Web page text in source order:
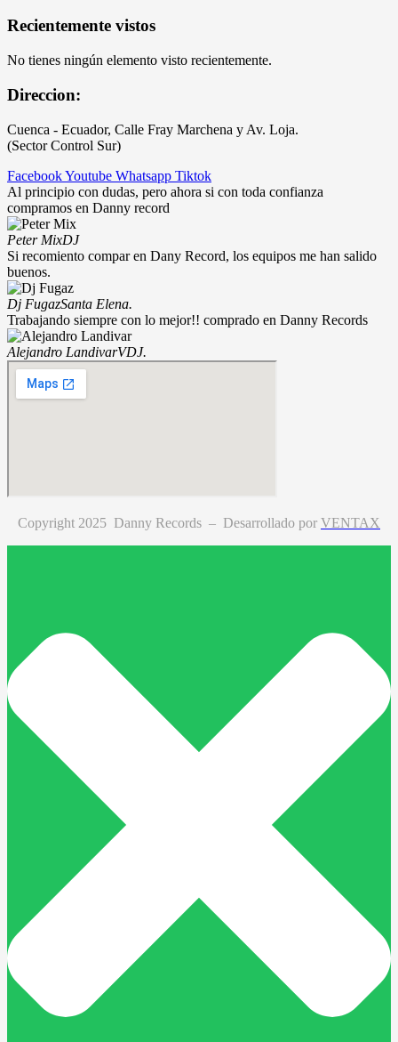
Recientemente vistos
No tienes ningún elemento visto recientemente.
Direccion:
Cuenca - Ecuador, Calle Fray Marchena y Av. Loja.
(Sector Control Sur)
FacebookYoutube Whatsapp Tiktok
Al principio con dudas, pero ahora si con toda confianza
compramos en Danny record
Peter MixDJ
Si recomiento compar en Dany Record, los equipos me han salido
buenos.
Dj FugazSanta Elena.
Trabajando siempre con lo mejor!! comprado en Danny Records
Alejandro LandivarVDJ.
Copyright 2025 Danny Records – Desarrollado por VENTAX